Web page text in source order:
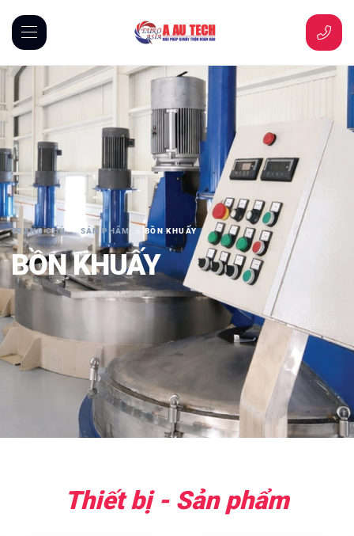
TRANG CHỦ SẢN PHẨM BỒN KHUẤY
BỒN KHUẤY
Thiết bị - Sản phẩm